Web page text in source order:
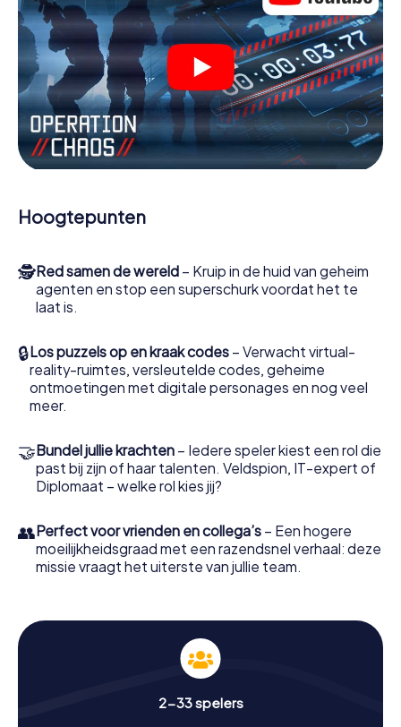
speurtocht met een smartphone wordt heel Winnipeg
jouw speelveld! De technische voorwaarden voor jouw
avontuur in Winnipeg zijn een smartphone en toegang tot
het mobiel internet. Met één klik krijg jij toegang tot onze
app. Je hoeft niets te installeren om door interactieve
video's, lastige minigames of andere functies in de actie
te worden getrokken.
Werk samen als een team, onderschep vijandige
spionnen en lok de handlangers van de schurk naar je toe.
excelleren om de slechteriken te stoppen. In
tegenstelling tot James Bond en Co. zullen jouw daden
jezelf en jouw team in de hoogste score van Winnipeg en
krijg toegang tot jouw eigen fotogalerij. De escape game
van myCityHunt verandert Winnipeg in jouw eigen
wereld van spionage en geheime agenten en verander
Winnipeg in een escaperoom in de buitenlucht!
Hoogtepunten
🕵Red samen de wereld – Kruip in de huid van geheim
agenten en stop een superschurk voordat het te
laat is.
🔒Los puzzels op en kraak codes – Verwacht virtual-
reality-ruimtes, versleutelde codes, geheime
ontmoetingen met digitale personages en nog veel
meer.
🤝Bundel jullie krachten – Iedere speler kiest een rol die
past bij zijn of haar talenten. Veldspion, IT-expert of
Diplomaat – welke rol kies jij?
👥Perfect voor vrienden en collega’s – Een hogere
moeilijkheidsgraad met een razendsnel verhaal: deze
missie vraagt het uiterste van jullie team.
2-33 spelers